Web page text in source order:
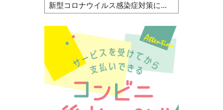
新型コロナウイルス感染症対策に...